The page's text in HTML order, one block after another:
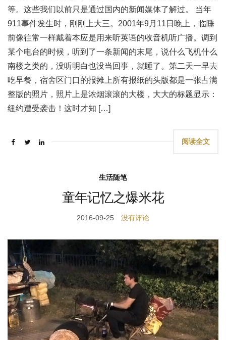
等。这些我们以前只是通过国内的新闻媒体了解过。 当年
911事件发生时，刚刚上大三。2001年9月11日晚上，临睡
前像往常一样戴着本应是用来听英语的收音机听广播。调到
某个电台的时候，听到了一条新闻的末尾，说什么飞机什么
南楼之类的，没听明白也没当回事，就睡了。第二天一早去
吃早餐，宿舍区门口的报摊上所有报纸的头版都是一张占满
整版的照片，照片上是浓烟滚滚的大楼，大大的标题显示：
纽约遭受袭击！这时才知 […]
阅读全文
生活随笔
童年记忆之爆米花
2016-09-25 没有评论